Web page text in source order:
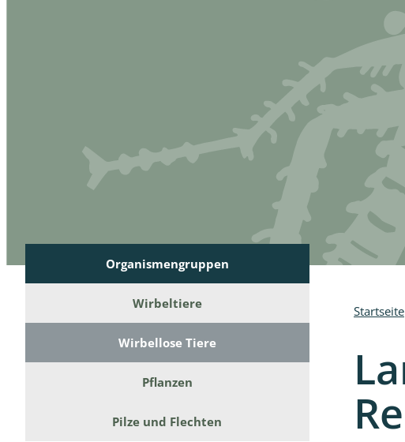
Binnenmollusken
Blatt-, Samen- und
Blattfußkrebse
Blatthornkäfer
Bockkäfer
Bodenlebende
Borkenkäfer,
Breitrüssler
Clavicornia
Dunkelmücken
Eintagsfliegen
Organismengruppen
Wirbeltiere
Wirbellose Tiere
Pflanzen
Pilze und Flechten
Startseite